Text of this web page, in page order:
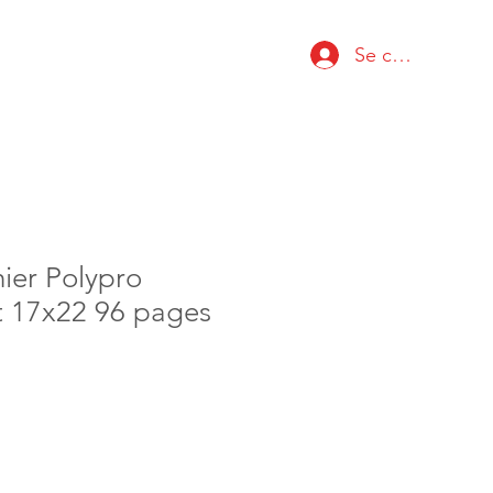
Se connecter
Polypro
96 pages